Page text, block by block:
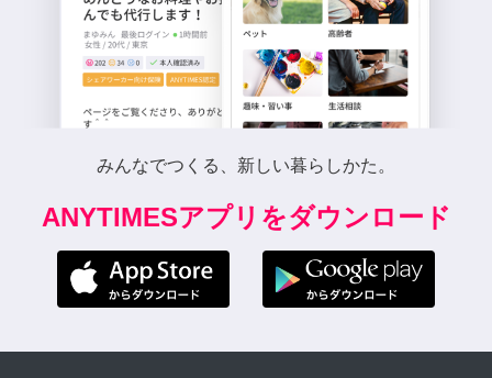
みんなでつくる、新しい暮らしかた。
ANYTIMESアプリをダウンロード